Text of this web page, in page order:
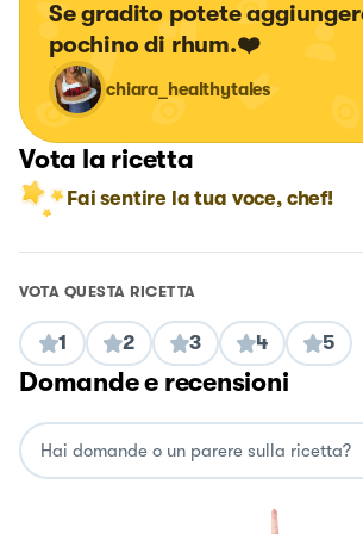
Se gradito potete
pochino di rhum.❤️
chiara_healthytales
Vota la ricetta
Fai sentire la tua voce, chef!
VOTA QUESTA RICETTA
1 2 3 4 5
Domande e recensioni